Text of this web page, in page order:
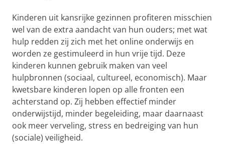
Kinderen uit kansrijke gezinnen profiteren misschien
wel van de extra aandacht van hun ouders; met wat
hulp redden zij zich met het online onderwijs en
worden ze gestimuleerd in hun vrije tijd. Deze
kinderen kunnen gebruik maken van veel
hulpbronnen (sociaal, cultureel, economisch). Maar
kwetsbare kinderen lopen op alle fronten een
achterstand op. Zij hebben effectief minder
onderwijstijd, minder begeleiding, maar daarnaast
ook meer verveling, stress en bedreiging van hun
(sociale) veiligheid.